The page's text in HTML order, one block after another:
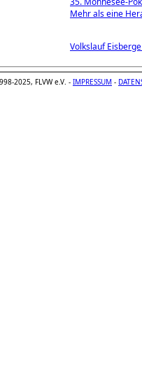
Mehr als eine
Volkslauf
2025, FLVW e.V. - IMPRESSUM -